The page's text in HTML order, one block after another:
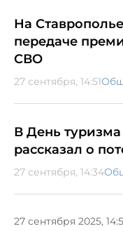
На
передаче
СВО
27 сентября, 14:51
В День
рассказал о
27 сентября, 14:34
27 сентября 2025,